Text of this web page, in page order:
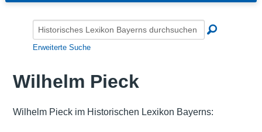
Erweiterte Suche
Wilhelm Pieck
Wilhelm Pieck im Historischen Lexikon Bayerns: